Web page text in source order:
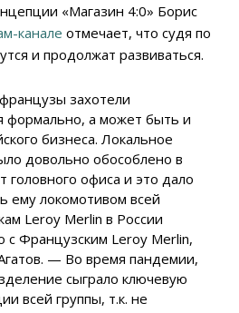
«Магазин 4:0» Борис
канале отмечает, что судя по
и продолжат развиваться.
захотели
формально, а может быть и
бизнеса. Локальное
довольно обособлено в
головного офиса и это дало
ему локомотивом всей
Leroy Merlin в России
с Французским Leroy Merlin,
— Во время пандемии,
сыграло ключевую
всей группы, т.к. не